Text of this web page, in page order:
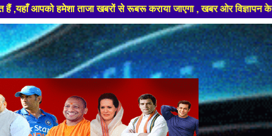
से रूबरू कराया जाएगा , खबर ओर विज्ञापन के लिए संपर्क करे +91